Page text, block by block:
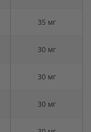
35 мг
30 мг
30 мг
30 мг